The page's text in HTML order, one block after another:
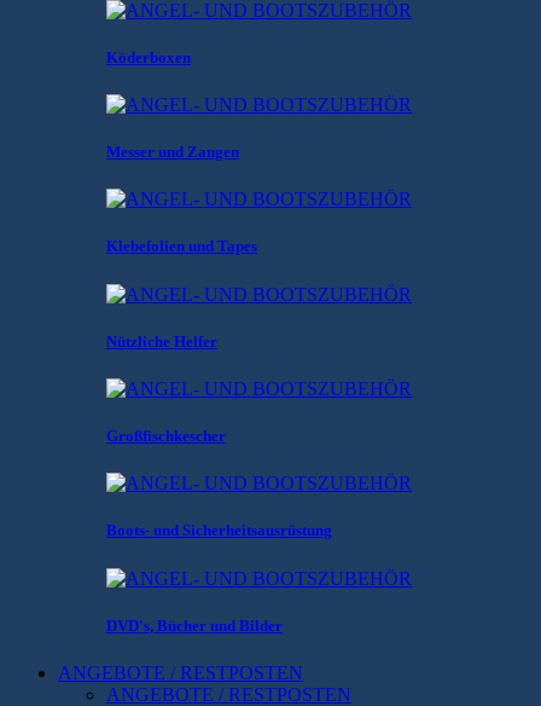
Köderboxen
Messer und Zangen
Klebefolien und Tapes
Nützliche Helfer
Großfischkescher
Boots- und Sicherheitsausrüstung
DVD's, Bücher und Bilder
ANGEBOTE / RESTPOSTEN
ANGEBOTE / RESTPOSTEN